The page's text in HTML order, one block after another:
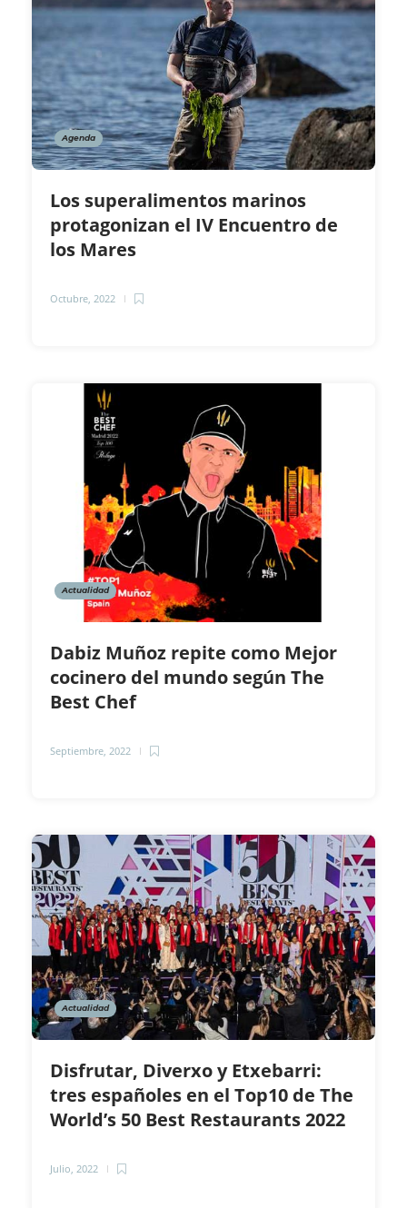
Agenda
Los superalimentos marinos
protagonizan el IV Encuentro de
los Mares
Octubre, 2022
Actualidad
Dabiz Muñoz repite como Mejor
cocinero del mundo según The
Best Chef
Septiembre, 2022
Actualidad
Disfrutar, Diverxo y Etxebarri:
tres españoles en el Top10 de The
World’s 50 Best Restaurants 2022
Julio, 2022